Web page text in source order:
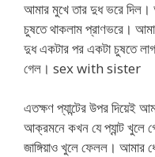
আমার মুখে তার দুধ ভরে
চুষতে থাকলাম প্রাণভরে।
দুধ একটার পর একটা চুষতে
গেল। sex with sister
এতক্ষণ প্যান্টের উপর দিয়েই
আক্রমনে কখন যে প্যান্ট খুলে
জাঙ্গিয়াও খুলে ফেলল। আমার